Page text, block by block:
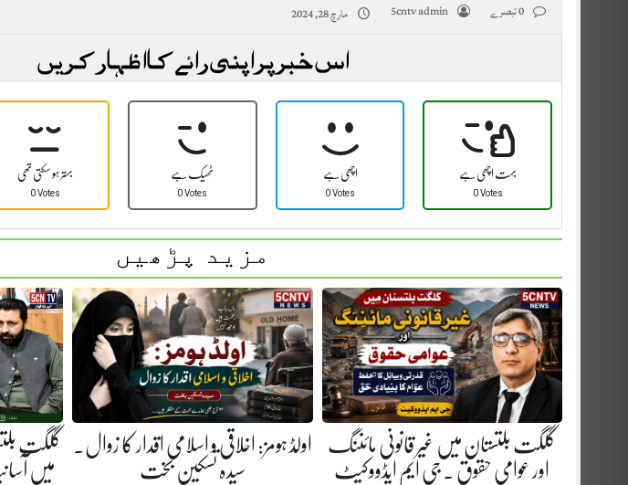
5cntv admin مارچ 28, 2024
اس خبر پر اپنی رائے کا اظہار کریں
بہتر ہو سکتی تھی
0 Votes
ٹھیک ہے
0 Votes
اچھی ہے
0 Votes
بہت اچھی ہے
0 Votes
مزید پڑھیں
گلگت بلتستان میں غیر قانونی مائننگ
اور عوامی حقوق . جی ایم ایڈووکیٹ
اولڈ ہومز: اخلاقی و اسلامی اقدار کا زوال.
سیدہ تسکین بخت
گلگت
میں